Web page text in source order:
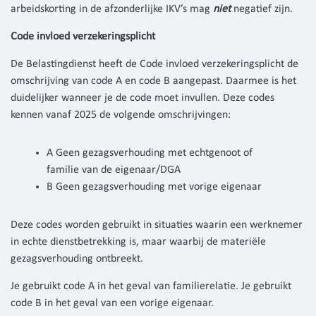
arbeidskorting in de afzonderlijke IKV’s mag nietnegatief zijn.
Code invloed verzekeringsplicht
De Belastingdienst heeft de Code invloed verzekeringsplicht de
omschrijving van code A en code B aangepast. Daarmee is het
duidelijker wanneer je de code moet invullen. Deze codes
kennen vanaf 2025 de volgende omschrijvingen:
A Geen gezagsverhouding met echtgenoot of
familie van de eigenaar/DGA
B Geen gezagsverhouding met vorige eigenaar
Deze codes worden gebruikt in situaties waarin een werknemer
in echte dienstbetrekking is, maar waarbij de materiële
gezagsverhouding ontbreekt.
Je gebruikt code A in het geval van familierelatie. Je gebruikt
code B in het geval van een vorige eigenaar.